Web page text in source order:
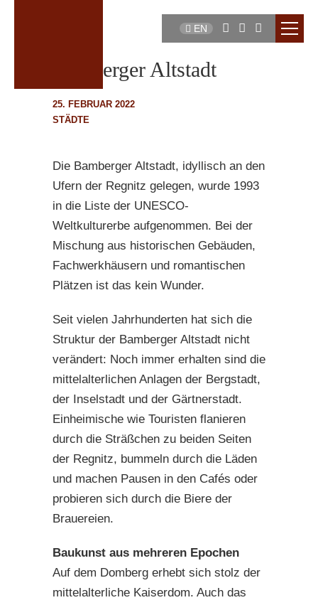
EN
Bamberger Altstadt
25. FEBRUAR 2022
STÄDTE
Die Bamberger Altstadt, idyllisch an den
Ufern der Regnitz gelegen, wurde 1993
in die Liste der UNESCO-
Weltkulturerbe aufgenommen. Bei der
Mischung aus historischen Gebäuden,
Fachwerkhäusern und romantischen
Plätzen ist das kein Wunder.
Seit vielen Jahrhunderten hat sich die
Struktur der Bamberger Altstadt nicht
verändert: Noch immer erhalten sind die
mittelalterlichen Anlagen der Bergstadt,
der Inselstadt und der Gärtnerstadt.
Einheimische wie Touristen flanieren
durch die Sträßchen zu beiden Seiten
der Regnitz, bummeln durch die Läden
und machen Pausen in den Cafés oder
probieren sich durch die Biere der
Brauereien.
Baukunst aus mehreren Epochen
Auf dem Domberg erhebt sich stolz der
mittelalterliche Kaiserdom. Auch das